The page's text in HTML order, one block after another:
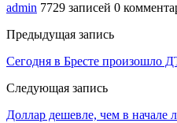
admin 7729 записей 0
Предыдущая запись
Сегодня в Бресте произошло
Следующая запись
Доллар дешевле, чем в начале